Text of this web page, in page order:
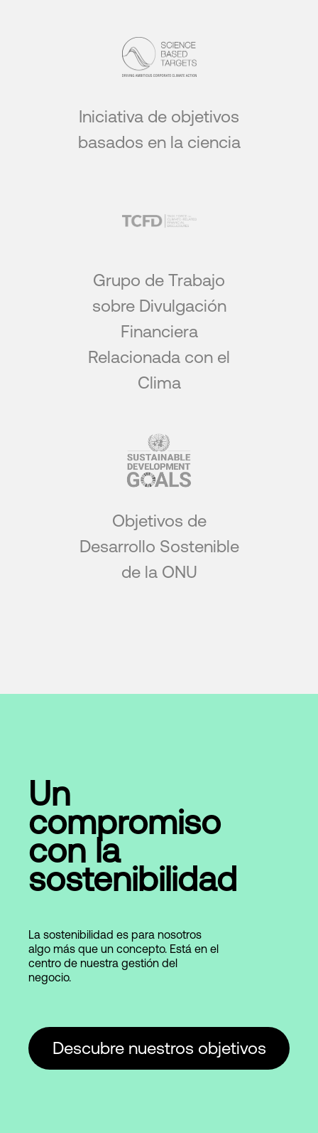
Iniciativa de objetivos
basados en la ciencia
Grupo de Trabajo
sobre Divulgación
Financiera
Relacionada con el
Clima
Objetivos de
Desarrollo Sostenible
de la ONU
Un
compromiso
con la
sostenibilidad
La sostenibilidad es para nosotros
algo más que un concepto. Está en el
centro de nuestra gestión del
negocio.
Descubre nuestros objetivos